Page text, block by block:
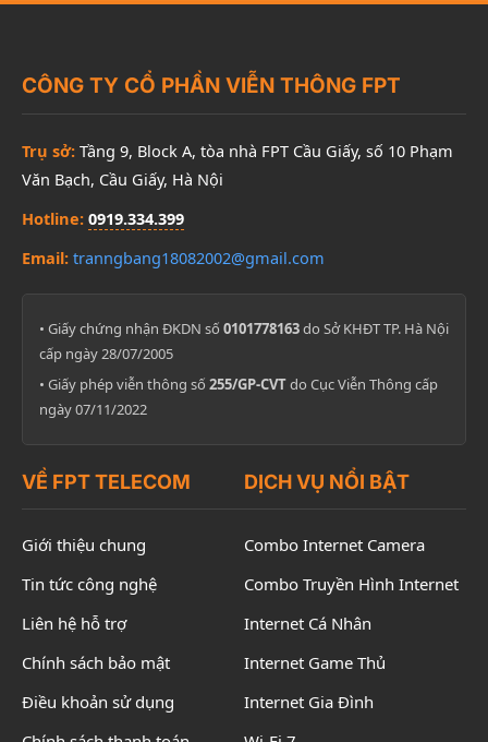
CÔNG TY CỔ PHẦN VIỄN THÔNG FPT
Trụ sở: Tầng 9, Block A, tòa nhà FPT Cầu Giấy, số 10 Phạm
Văn Bạch, Cầu Giấy, Hà Nội
Hotline: 0919.334.399
Email: tranngbang18082002@gmail.com
• Giấy chứng nhận ĐKDN số 0101778163do Sở KHĐT TP. Hà Nội
cấp ngày 28/07/2005
• Giấy phép viễn thông số 255/GP-CVTdo Cục Viễn Thông cấp
ngày 07/11/2022
VỀ FPT TELECOM
Giới thiệu chung
Tin tức công nghệ
Liên hệ hỗ trợ
Chính sách bảo mật
Điều khoản sử dụng
DỊCH VỤ NỔI BẬT
Combo Internet Camera
Combo Truyền Hình Internet
Internet Cá Nhân
Internet Game Thủ
Internet Gia Đình